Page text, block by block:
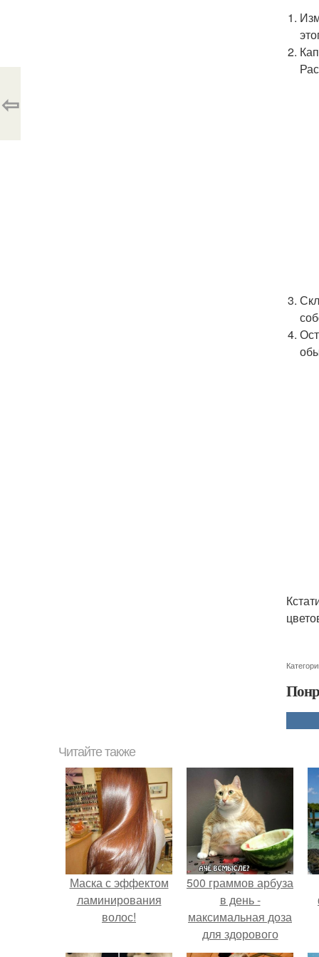
⇦
Читайте также
Маска с эффектом
ламинирования
волос!
500 граммов арбуза
в день -
максимальная доза
для здорового
взрослого,